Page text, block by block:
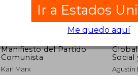
$ 60.958
Manifiesto del Partido
Comunista
Karl Marx
Social
en el
Agustin
Ir a Estados
Me quedo aquí